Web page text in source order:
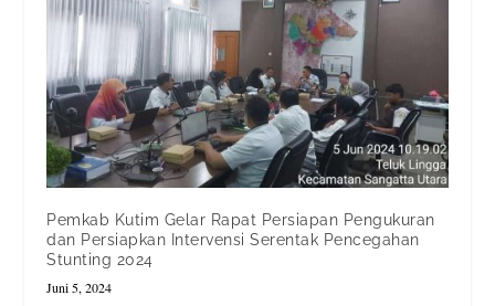
Pemkab Kutim Gelar Rapat Persiapan Pengukuran
dan Persiapkan Intervensi Serentak Pencegahan
Stunting 2024
Juni 5, 2024